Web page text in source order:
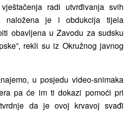
radi utvrđivanja svih
naložena je i obdukcija tijela
obavljena u Zavodu za sudsku
rekli su iz Okružnog javnog
u posjedu video-snimaka
pa će im ti dokazi pomoći pri
da je ovoj krvavoj svađi